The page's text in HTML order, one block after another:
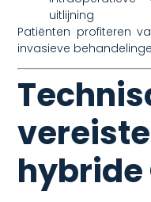
uitlijning
Patiënten profiteren
invasieve
hybride